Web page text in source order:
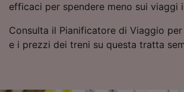
efficaci per spendere meno sui viaggi
Consulta il Pianificatore di Viaggio
e i prezzi dei treni su questa tratta